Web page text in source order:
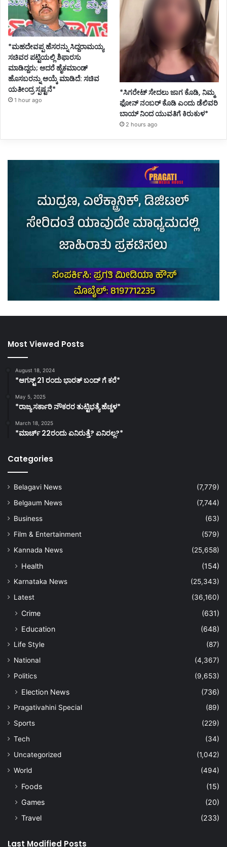
*ಮಹದೇವಪ್ಪ ಹೆಸರನ್ನು ಸಿದ್ದರಾಮಯ್ಯ
ಸಚಿವರ ಪಟ್ಟಿಯಲ್ಲಿ ಶಿಫಾರಸು
ಮಾಡಿದ್ದರು; ಆದರೆ ಹೈಕಮಾಂಡ್
ಹೊಸಬರನ್ನು ಆಯ್ಕೆ ಮಾಡಿದೆ: ಸಚಿವ
ಯತೀಂದ್ರ ಸ್ಪಷ್ಟನೆ*
1 hour ago
*ಸಿಗರೇಟ್ ಸೇದಲು ಜಾಗ ಕೊಡಿ, ನಿಮ್ಮ
ಫೋನ್ ನಂಬರ್ ಕೊಡಿ ಎಂದು ಡೆಲಿವರಿ
ಬಾಯ್ ನಿಂದ ಯುವತಿಗೆ ಕಿರುಕುಳ*
2 hours ago
Most Viewed Posts
August 18, 2024
*ಆಗಸ್ಟ್ 21 ರಂದು ಭಾರತ್‌ ಬಂದ್‌ ಗೆ ಕರೆ*
May 5, 2025
*ರಾಜ್ಯ ಸರ್ಕಾರಿ ನೌಕರರ ತುಟ್ಟಿಭತ್ಯೆ ಹೆಚ್ಚಳ*
March 18, 2025
*ಮಾರ್ಚ್ 22ರಂದು ಏನಿರುತ್ತೆ? ಏನಿರಲ್ಲ?*
Categories
Belagavi News
(7,779)
Belgaum News
(7,744)
Business
(63)
Film & Entertainment
(579)
Kannada News
(25,658)
Health (154)
Karnataka News
(25,343)
Latest
(36,160)
Crime
(631)
Education
(648)
Life Style
(87)
National
(4,367)
Politics
(9,653)
Election News (736)
Pragativahini Special
(89)
Sports
(229)
Tech
(34)
Uncategorized
(1,042)
World
(494)
Foods
(15)
Games
(20)
Travel
(233)
Last Modified Posts